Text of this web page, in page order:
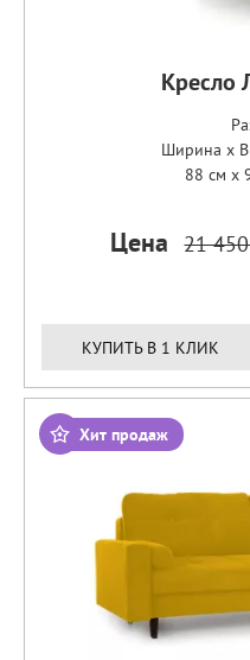
Кресло
Ширина x
88 см x
Цена 21
КУПИТЬ В 1 КЛИК
Хит продаж